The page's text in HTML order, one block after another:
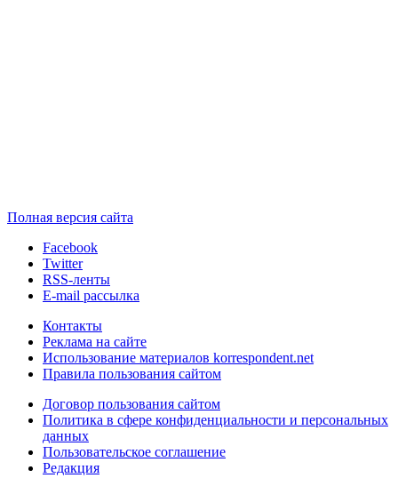
Полная версия сайта
Facebook
Twitter
RSS-ленты
E-mail рассылка
Контакты
Реклама на сайте
Использование материалов korrespondent.net
Правила пользования сайтом
Договор пользования сайтом
Политика в сфере конфиденциальности и персональных
данных
Пользовательское соглашение
Редакция